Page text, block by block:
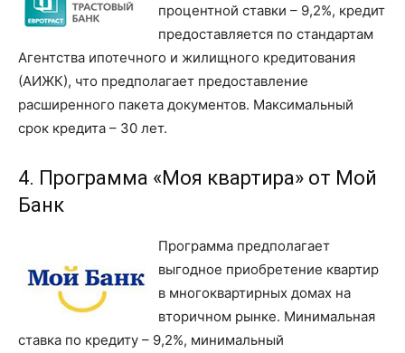
процентной ставки – 9,2%, кредит
предоставляется по стандартам
Агентства ипотечного и жилищного кредитования
(АИЖК), что предполагает предоставление
расширенного пакета документов. Максимальный
срок кредита – 30 лет.
4. Программа «Моя квартира» от Мой
Банк
Программа предполагает
выгодное приобретение квартир
в многоквартирных домах на
вторичном рынке. Минимальная
ставка по кредиту – 9,2%, минимальный